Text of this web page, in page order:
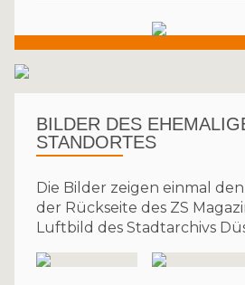
BILDER DES
STANDORTES
Die Bilder zeigen einmal
der Rückseite des ZS
Luftbild des Stadtarchivs